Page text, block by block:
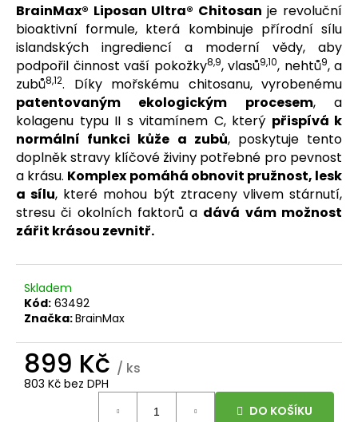
BrainMax® Liposan Ultra® Chitosan je revoluční
bioaktivní formule, která kombinuje přírodní sílu
islandských ingrediencí a moderní vědy, aby
podpořil činnost vaší pokožky8,9, vlasů9,10, nehtů9, a
zubů8,12. Díky mořskému chitosanu, vyrobenému
patentovaným ekologickým procesem, a
kolagenu typu II s vitamínem C, který přispívá k
normální funkci kůže a zubů, poskytuje tento
doplněk stravy klíčové živiny potřebné pro pevnost
a krásu. Komplex pomáhá obnovit pružnost, lesk
a sílu, které mohou být ztraceny vlivem stárnutí,
stresu či okolních faktorů a dává vám možnost
zářit krásou zevnitř.
Skladem
Kód: 63492
Značka:BrainMax
899 Kč / ks
803 Kč bez DPH
DO KOŠÍKU
D
o
p
o
r
u
č
u
j
e
m
e
BRAINMAX
OMEGA
OLEJ
TRESČÍCH
JATER,